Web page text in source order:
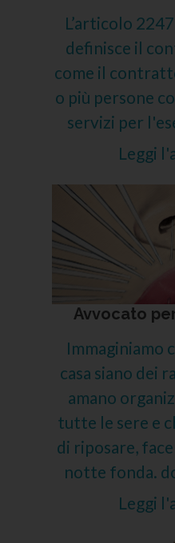
L’articolo
definisce il
come il
o più persone
servizi per
Leggi
Avvocato
Immaginiamo
casa siano dei
amano
tutte le sere e
di riposare,
notte fonda.
Leggi